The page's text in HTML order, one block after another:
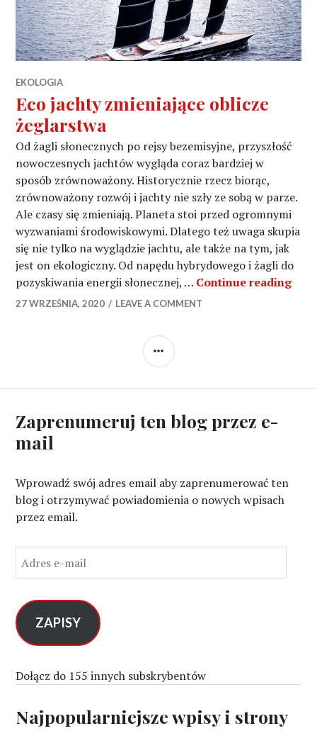
EKOLOGIA
Eco jachty zmieniające oblicze
żeglarstwa
Od żagli słonecznych po rejsy bezemisyjne, przyszłość
nowoczesnych jachtów wygląda coraz bardziej w
sposób zrównoważony. Historycznie rzecz biorąc,
zrównoważony rozwój i jachty nie szły ze sobą w parze.
Ale czasy się zmieniają. Planeta stoi przed ogromnymi
wyzwaniami środowiskowymi. Dlatego też uwaga skupia
się nie tylko na wyglądzie jachtu, ale także na tym, jak
jest on ekologiczny. Od napędu hybrydowego i żagli do
pozyskiwania energii słonecznej, … Continue readingEco
27 WRZEŚNIA, 2020 LEAVE A COMMENT
SIDEBAR
Zaprenumeruj ten blog przez e-
mail
Wprowadź swój adres email aby zaprenumerować ten
blog i otrzymywać powiadomienia o nowych wpisach
przez email.
d
e
s
e
m
l
ZAPISY
Dołącz do 155 innych subskrybentów
Najpopularniejsze wpisy i strony